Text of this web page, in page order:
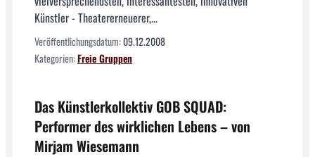
Künstler - Theatererneuerer,...
Veröffentlichungsdatum:09.12.2008
Kategorien:Freie Gruppen
Das Künstlerkollektiv GOB SQUAD:
Performer des wirklichen Lebens – von
Mirjam Wiesemann